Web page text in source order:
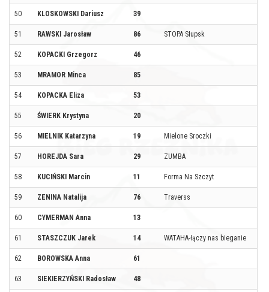
50 KLOSKOWSKI Dariusz 39
51 RAWSKI Jarosław 86 STOPA Słupsk
52 KOPACKI Grzegorz 46
53 MRAMOR Minca 85
54 KOPACKA Eliza 53
55 ŚWIERK Krystyna 20
56 MIELNIK Katarzyna 19 Mielone Sroczki
57 HOREJDA Sara 29 ZUMBA
58 KUCIŃSKI Marcin 11 Forma Na Szczyt
59 ZENINA Natalija 76 Traverss
60 CYMERMAN Anna 13
61 STASZCZUK Jarek 14 WATAHA-łączy nas bieganie
62 BOROWSKA Anna 61
63 SIEKIERZYŃSKI Radosław 48